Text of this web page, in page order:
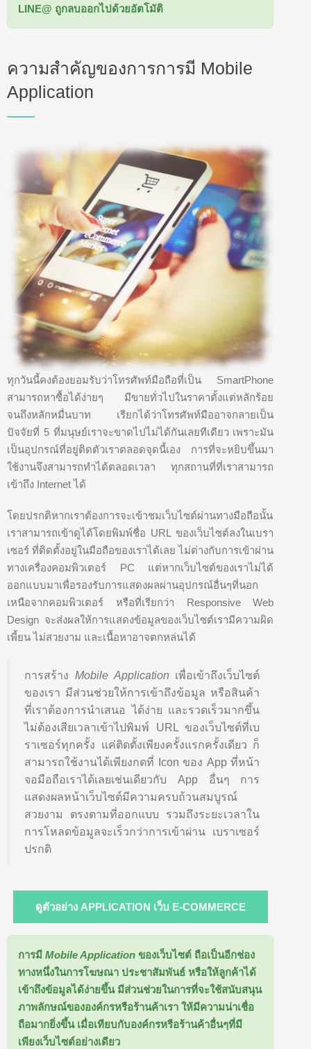
LINE@ ถูกลบออกไปด้วยอัตโมัติ
ความสำคัญของการการมี Mobile
Application
ทุกวันนี้คงต้องยอมรับว่าโทรศัพท์มือถือที่เป็น SmartPhone
สามารถหาซื้อได้ง่ายๆ มีขายทั่วไปในราคาตั้งแต่หลักร้อย
จนถึงหลักหมื่นบาท เรียกได้ว่าโทรศัพท์มืออาจกลายเป็น
ปัจจัยที่ 5 ที่มนุษย์เราจะขาดไปไม่ได้กันเลยทีเดียว เพราะมัน
เป็นอุปกรณ์ที่อยู่ติดตัวเราตลอดจุดนี้เอง การที่จะหยิบขึ้นมา
ใช้งานจึงสามารถทำได้ตลอดเวลา ทุกสถานที่ที่เราสามารถ
เข้าถึง Internet ได้
โดยปรกติหากเราต้องการจะเข้าชมเว็บไซต์ผ่านทางมือถือนั้น
เราสามารถเข้าดูได้โดยพิมพ์ชื่อ URL ของเว็บไซต์ลงในเบรา
เซอร์ ที่ติดตั้งอยู่ในมือถือของเราได้เลย ไม่ต่างกับการเข้าผ่าน
ทางเครื่องคอมพิวเตอร์ PC แต่หากเว็บไซต์ของเราไม่ได้
ออกแบบมาเพื่อรองรับการแสดงผลผ่านอุปกรณ์อื่นๆที่นอก
เหนือจากคอมพิวเตอร์ หรือที่เรียกว่า Responsive Web
Design จะส่งผลให้การแสดงข้อมูลของเว็บไซต์เรามีความผิด
เพี้ยน ไม่สวยงาม และเนื้อหาอาจตกหล่นได้
การสร้าง Mobile Application เพื่อเข้าถึงเว็บไซต์
ของเรา มีส่วนช่วยให้การเข้าถึงข้อมูล หรือสินค้า
ที่เราต้องการนำเสนอ ได้ง่าย และรวดเร็วมากขึ้น
ไม่ต้องเสียเวลาเข้าไปพิมพ์ URL ของเว็บไซต์ที่เบ
ราเซอร์ทุกครั้ง แค่ติดตั้งเพียงครั้งแรกครั้งเดียว ก็
สามารถใช้งานได้เพียงกดที่ Icon ของ App ที่หน้า
จอมือถือเราได้เลยเช่นเดียวกับ App อื่นๆ การ
แสดงผลหน้าเว็บไซต์มีความครบถ้วนสมบูรณ์
สวยงาม ตรงตามที่ออกแบบ รวมถึงระยะเวลาใน
การโหลดข้อมูลจะเร็วกว่าการเข้าผ่าน เบราเซอร์
ปรกติ
ดูตัวอย่าง APPLICATION เว็บ E-COMMERCE
การมี Mobile Application ของเว็บไซต์ ถือเป็นอีกช่อง
ทางหนึ่งในการโฆษณา ประชาสัมพันธ์ หรือให้ลูกค้าได้
เข้าถึงข้อมูลได้ง่ายขึ้น มีส่วนช่วยในการที่จะใช้สนับสนุน
ภาพลักษณ์ขององค์กรหรือร้านค้าเรา ให้มีความน่าเชื่อ
ถือมากยิ่งขึ้น เมื่อเทียบกับองค์กรหรือร้านค้าอื่นๆที่มี
เพียงเว็บไซต์อย่างเดียว